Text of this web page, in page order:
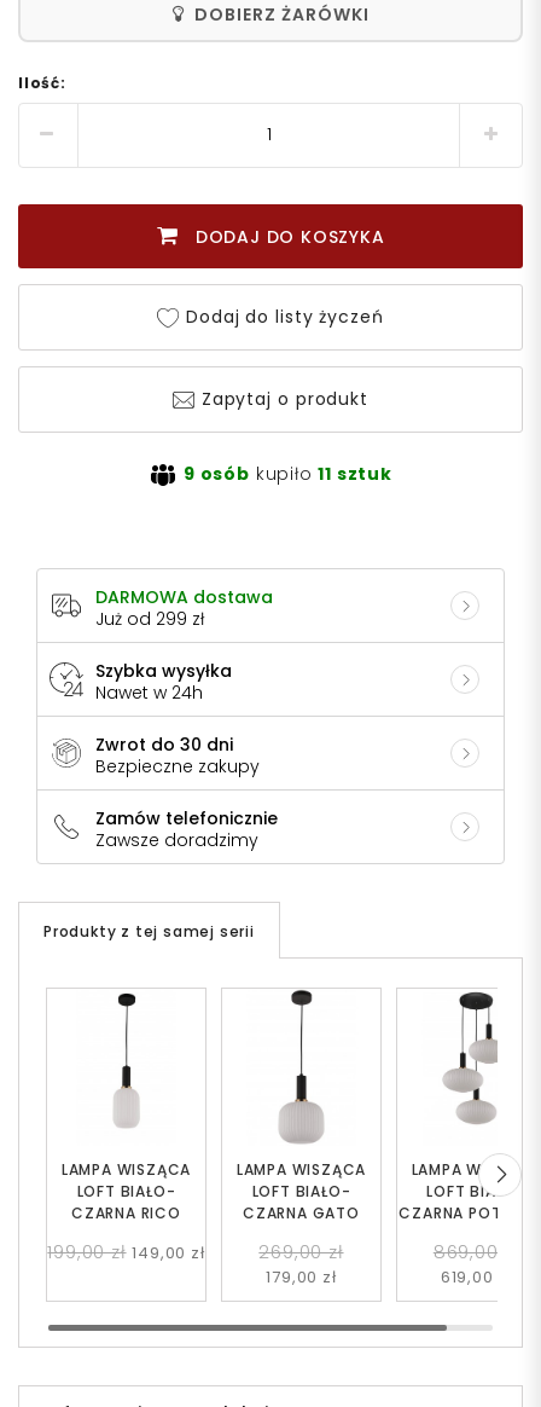
DOBIERZ ŻARÓWKI
Ilość:
DODAJ DO KOSZYKA
Dodaj do listy życzeń
Zapytaj o produkt
9 osób kupiło11 sztuk
DARMOWA dostawa
Już od 299 zł
Szybka wysyłka
Nawet w 24h
Zwrot do 30 dni
Bezpieczne zakupy
Zamów telefonicznie
Zawsze doradzimy
Produkty z tej samej serii
LAMPA WISZĄCA
LOFT BIAŁO-
CZARNA RICO
199,00 zł 149,00 zł
LAMPA WISZĄCA
LOFT BIAŁO-
CZARNA GATO
269,00 zł
179,00 zł
LAMPA WISZĄCA
LOFT BIAŁO-
CZARNA
869,00 zł
619,00 zł